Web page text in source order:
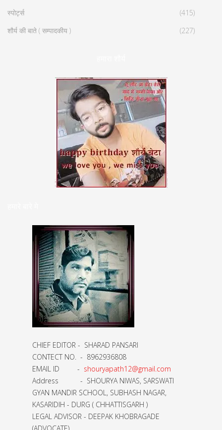
स्पोर्ट्स
(415)
शौर्य की बाते ( सम्पादकीय )
(227)
CHIEF EDITOR - SHARAD PANSARI
CONTECT NO. - 8962936808
EMAIL ID - shouryapath12@gmail.com
Address - SHOURYA NIWAS, SARSWATI
GYAN MANDIR SCHOOL, SUBHASH NAGAR,
KASARIDIH - DURG ( CHHATTISGARH )
LEGAL ADVISOR - DEEPAK KHOBRAGADE